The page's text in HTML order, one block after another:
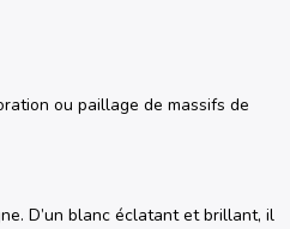
ou paillage de massifs de
D’un blanc éclatant et brillant, il